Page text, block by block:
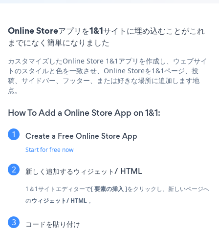
Online Storeアプリを1&1サイトに埋め込むことがこれ
までになく簡単になりました
カスタマイズしたOnline Store 1&1アプリを作成し、ウェブサイ
トのスタイルと色を一致させ、Online Storeを1&1ページ、投
稿、サイドバー、フッター、または好きな場所に追加します地
点。
How To Add a Online Store App on 1&1:
Create a Free Online Store App
Start for free now
新しく追加するウィジェット/ HTML
1＆1サイトエディターで[要素の挿入 ]をクリックし、新しいページへ
のウィジェット/ HTML 。
コードを貼り付け